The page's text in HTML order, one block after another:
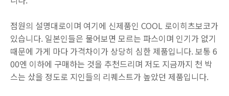
점원의 설명대로이며 여기에 신제품인 COOL 로이히츠보코가
있습니다. 일본인들은 물어보면 모르는 파스이며 인기가 없기
때문에 가게 마다 가격차이가 상당히 심한 제품입니다. 보통 6
00엔 이하에 구매하는 것을 추천드리며 저도 지금까지 천 박
스는 샀을 정도로 지인들의 리퀘스트가 높았던 제품입니다.